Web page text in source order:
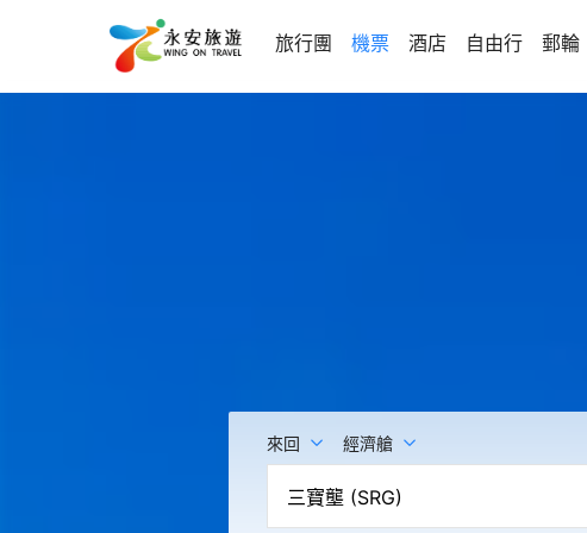
旅行團 機票 酒店 自由行 郵輪
來回 經濟艙